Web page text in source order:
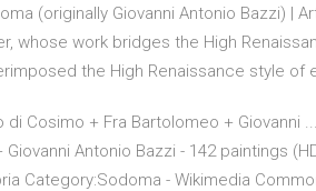
(originally Giovanni Antonio Bazzi) |
whose work bridges the High
the High Renaissance style of
di Cosimo + Fra Bartolomeo + Giovanni
Antonio Bazzi - 142 paintings
Category:Sodoma - Wikimedia